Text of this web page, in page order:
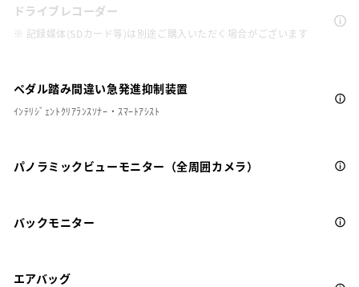
ドライブレコーダー
※ 記録媒体(SDカード等)は別途ご購入いただく場合がございます
ペダル踏み間違い急発進抑制装置
ｲﾝﾃﾘｼﾞｪﾝﾄｸﾘｱﾗﾝｽｿﾅｰ・ｽﾏｰﾄｱｼｽﾄ
パノラミックビューモニター（全周囲カメラ）
バックモニター
エアバッグ